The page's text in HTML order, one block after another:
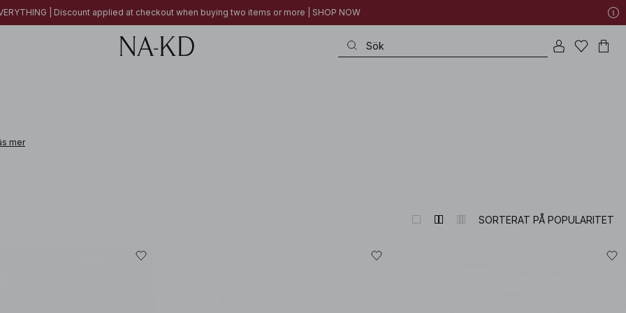
| Discount applied at checkout when buying two items or more | SHOP NOW
leather, cashmere, alpaca wool, and linen. From pieces designed to elevate every special occasion to refined wardrobe heroes – all with that
mer
SORTERAT PÅ POPULARITET